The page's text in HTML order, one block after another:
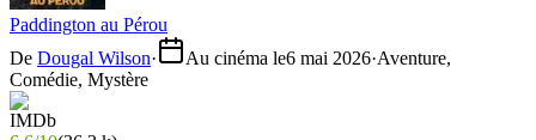
Paddington au Pérou
De Dougal Wilson· Au cinéma le6 mai 2026·Aventure,
Comédie, Mystère